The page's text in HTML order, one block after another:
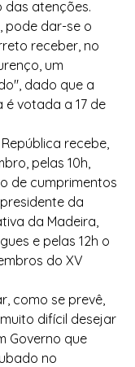
das atenções.
pode dar-se o
receber, no
um
dado que a
é votada a 17 de
recebe,
pelas 10h,
de cumprimentos
da
da Madeira,
e pelas 12h o
do XV
como se prevê,
difícil desejar
Governo que
no